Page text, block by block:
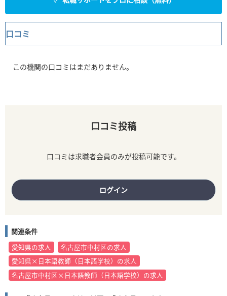
口コミ
この機関の口コミはまだありません。
口コミ投稿
口コミは求職者会員のみが投稿可能です。
ログイン
関連条件
愛知県の求人
名古屋市中村区の求人
愛知県×日本語教師（日本語学校）の求人
名古屋市中村区×日本語教師（日本語学校）の求人